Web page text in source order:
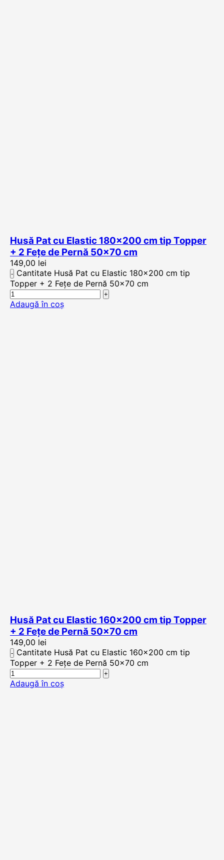
Husă Pat cu Elastic 180×200 cm tip Topper
+ 2 Fețe de Pernă 50×70 cm
149,00 lei
Cantitate Husă Pat cu Elastic 180x200 cm tip
Topper + 2 Fețe de Pernă 50x70 cm
Adaugă în coș
Husă Pat cu Elastic 160×200 cm tip Topper
+ 2 Fețe de Pernă 50×70 cm
149,00 lei
Cantitate Husă Pat cu Elastic 160x200 cm tip
Topper + 2 Fețe de Pernă 50x70 cm
Adaugă în coș